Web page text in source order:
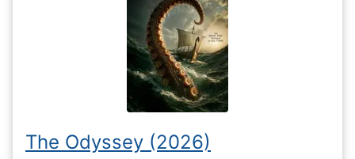
The Odyssey (2026)